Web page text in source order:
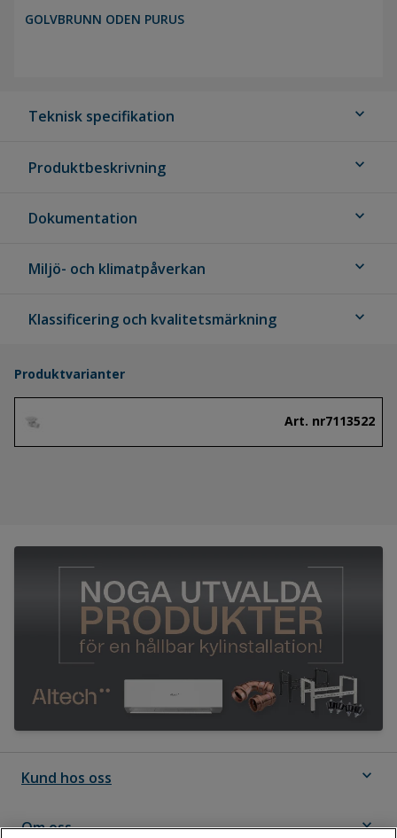
GOLVBRUNN ODEN PURUS
Teknisk specifikation expand_more
Produktbeskrivning expand_more
Dokumentation expand_more
Miljö- och klimatpåverkan expand_more
Klassificering och kvalitetsmärkning expand_more
Produktvarianter
Art. nr7113522
Kund hos oss expand_more
Om oss expand_more